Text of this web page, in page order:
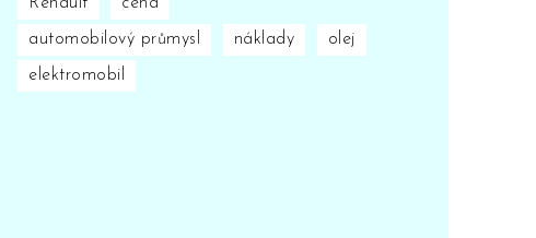
automobilový průmysl náklady olej
elektromobil